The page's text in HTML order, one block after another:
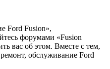
Ford Fusion»,
форумами «Fusion
вас об этом. Вместе с тем,
обслуживание Ford